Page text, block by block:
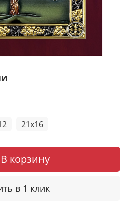
21x16
В корзину
в 1 клик